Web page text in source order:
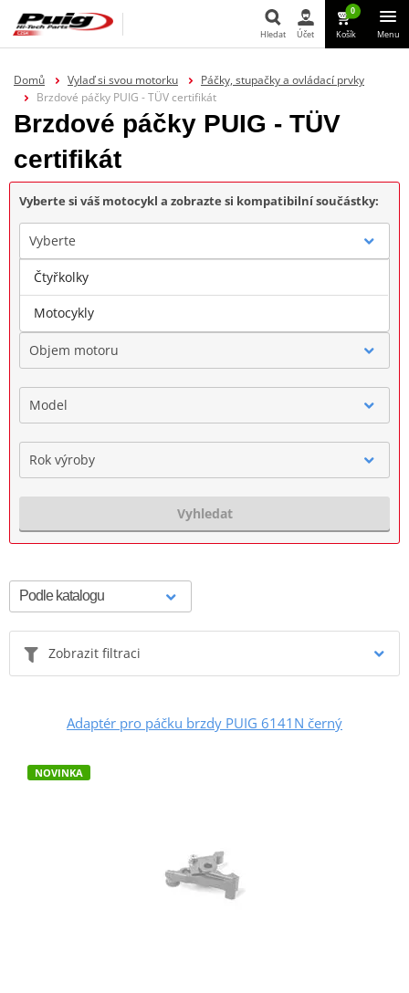
Hledat
Hledat Účet
0
Košík Menu
Domů Vylaď si svou motorku
Páčky, stupačky a ovládací prvky
Brzdové páčky PUIG - TÜV certifikát
Brzdové páčky PUIG - TÜV
certifikát
Vyberte si váš motocykl a zobrazte si kompatibilní součástky:
Vyberte
Značka
Objem motoru
Model
Rok výroby
Vyhledat
Zobrazit filtraci
Adaptér pro páčku brzdy PUIG 6141N černý
NOVINKA
Čtyřkolky
Motocykly